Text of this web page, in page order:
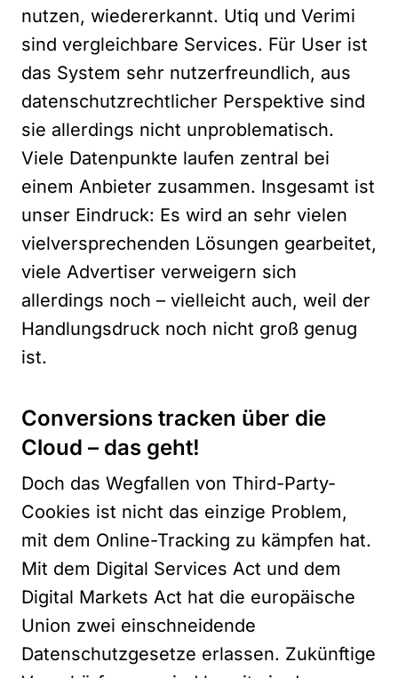
nutzen, wiedererkannt. Utiq und Verimi
sind vergleichbare Services. Für User ist
das System sehr nutzerfreundlich, aus
datenschutzrechtlicher Perspektive sind
sie allerdings nicht unproblematisch.
Viele Datenpunkte laufen zentral bei
einem Anbieter zusammen. Insgesamt ist
unser Eindruck: Es wird an sehr vielen
vielversprechenden Lösungen gearbeitet,
viele Advertiser verweigern sich
allerdings noch – vielleicht auch, weil der
Handlungsdruck noch nicht groß genug
ist.
Conversions tracken über die
Cloud – das geht!
Doch das Wegfallen von Third-Party-
Cookies ist nicht das einzige Problem,
mit dem Online-Tracking zu kämpfen hat.
Mit dem Digital Services Act und dem
Digital Markets Act hat die europäische
Union zwei einschneidende
Datenschutzgesetze erlassen. Zukünftige